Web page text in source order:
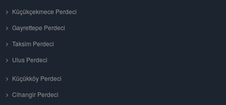
Küçükçekmece Perdeci
Gayrettepe Perdeci
Taksim Perdeci
Ulus Perdeci
Küçükköy Perdeci
Cihangir Perdeci